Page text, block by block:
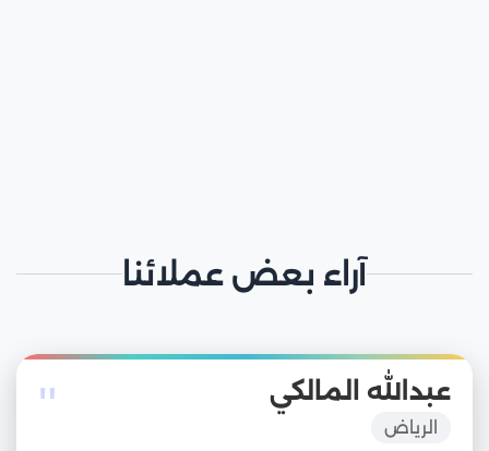
آراء بعض عملائنا
" عبدالله المالكي
الرياض